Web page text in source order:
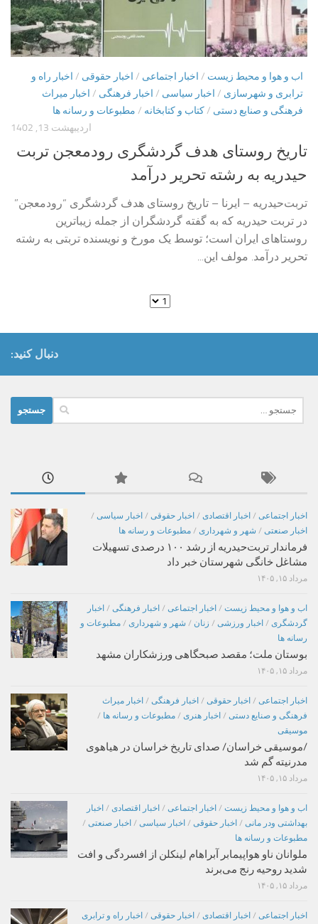
اب و هوا و محیط زیست / اخبار اجتماعی / اخبار حقوقی / اخبار راه و
ترابری و شهرسازی / اخبار سیاسی / اخبار فرهنگی / اخبار میراث
فرهنگی و صنایع دستی /کتاب و کتابخانه / مطبوعات و رسانه ها
اردیبهشت 13, 1402
تاریخ روستای هدف گردشگری رودمعجن تربت
حیدریه به رشته تحریر درآمد
تربت‌حیدریه – ایرنا – تاریخ روستای هدف گردشگری “رودمعجن”
در تربت حیدریه که به گفته گردشگران از جمله زیباترین
روستاهای ایران است؛ توسط یک مورخ و نویسنده تربتی به رشته
تحریر درآمد. مولف این...
دنبال کنید:
برای:
اخبار اجتماعی / اخبار اقتصادی / اخبار حقوقی / اخبار سیاسی /
اخبار صنعتی / شهر و شهرداری / مطبوعات و رسانه ها
فرماندار تربت‌حیدریه از رشد ۱۰۰ درصدی تسهیلات
مشاغل خانگی شهرستان خبر داد
مرداد ۱۵, ۱۴۰۵
اب و هوا و محیط زیست / اخبار اجتماعی / اخبار فرهنگی / اخبار
گردشگری / اخبار ورزشی / زنان / شهر و شهرداری / مطبوعات و
رسانه ها
بوستان ملت؛ مقصد صبحگاهی ورزشکاران مشهد
مرداد ۱۵, ۱۴۰۵
اخبار اجتماعی / اخبار حقوقی / اخبار فرهنگی / اخبار میراث
فرهنگی و صنایع دستی / اخبار هنری / مطبوعات و رسانه ها /
موسیقی
/موسیقی خراسان/ صدای تاریخ خراسان در هیاهوی
مدرنیته گم شد
مرداد ۱۵, ۱۴۰۵
اب و هوا و محیط زیست / اخبار اجتماعی / اخبار اقتصادی / اخبار
بهداشتی ودر مانی / اخبار حقوقی / اخبار سیاسی / اخبار صنعتی /
مطبوعات و رسانه ها
ملوانان ناو هواپیمابر آبراهام لینکلن از افسردگی و افت
شدید روحیه رنج می‌برند
مرداد ۱۵, ۱۴۰۵
اخبار اجتماعی / اخبار اقتصادی / اخبار حقوقی / اخبار راه و ترابری